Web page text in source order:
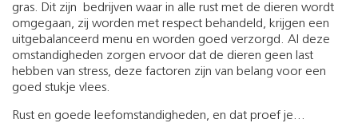
gras. Dit zijn bedrijven waar in alle rust met de dieren wordt
omgegaan, zij worden met respect behandeld, krijgen een
uitgebalanceerd menu en worden goed verzorgd. Al deze
omstandigheden zorgen ervoor dat de dieren geen last
hebben van stress, deze factoren zijn van belang voor een
goed stukje vlees.
Rust en goede leefomstandigheden, en dat proef je...